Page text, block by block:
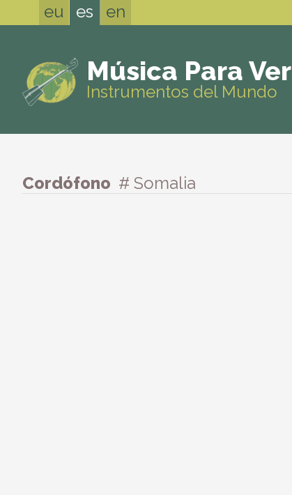
eu es en
Música Para Ver
Instrumentos del Mundo
Cordófono # Somalia